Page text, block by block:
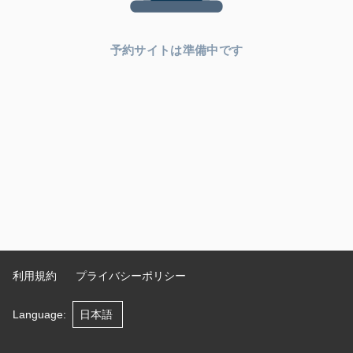
予約サイトは準備中です
利用規約 プライバシーポリシー
Language: